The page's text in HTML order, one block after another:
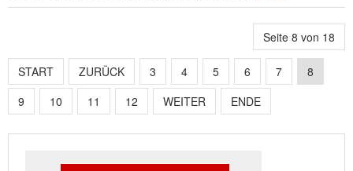
Seite 8 von 18
START ZURÜCK 3 4 5 6 7
8
9
10 11 12 WEITER ENDE